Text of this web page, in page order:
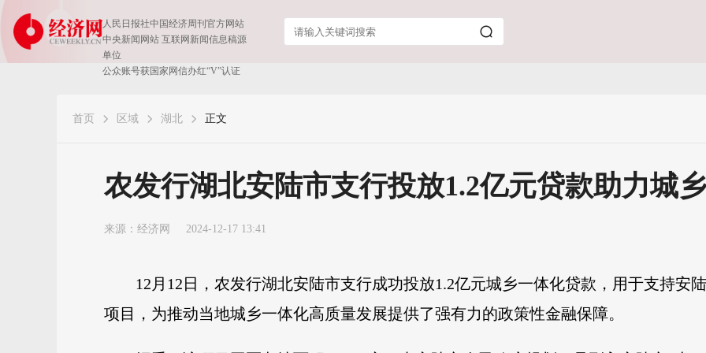
人民日报社中国经济周刊官方网站
中央新闻网站 互联网新闻信息稿源
单位
公众账号获国家网信办红“V”认证
首页 区域 湖北 正文
农发行湖北安陆市支行投放1.2亿元贷款助力城
来源： 经济网 2024-12-17 13:41
12月12日，农发行湖北安陆市支行成功投放1.2亿元城乡一体化贷款，用于支持安
项目，为推动当地城乡一体化高质量发展提供了强有力的政策性金融保障。